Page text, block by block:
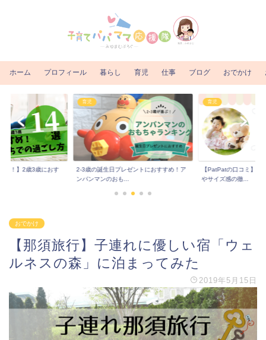
ホーム プロフィール 暮らし 育児 仕事 ブログ おでかけ
な！】2歳3歳におす
育児
2-3歳の誕生日プレゼントにおすすめ！ア
ンパンマンのおも...
育児
【PatPatの口コミ】可
やサイズ感の徹...
おでかけ
【那須旅行】子連れに優しい宿「ウェ
ルネスの森」に泊まってみた
2019年5月15日